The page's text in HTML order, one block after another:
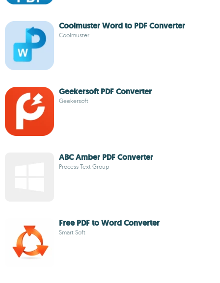
Coolmuster Word to PDF Converter
Coolmuster
Geekersoft PDF Converter
Geekersoft
ABC Amber PDF Converter
Process Text Group
Free PDF to Word Converter
Smart Soft